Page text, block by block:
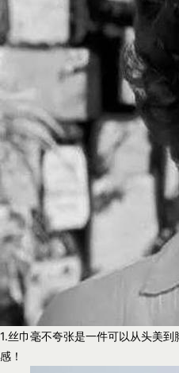
1.丝巾毫不夸张是一件可以从头美
感！